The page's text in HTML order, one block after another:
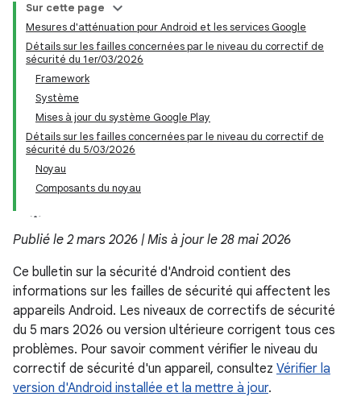
Sur cette page
Mesures d'atténuation pour Android et les services Google
Détails sur les failles concernées par le niveau du correctif de
sécurité du 1er/03/2026
Framework
Système
Mises à jour du système Google Play
Détails sur les failles concernées par le niveau du correctif de
sécurité du 5/03/2026
Noyau
Composants du noyau
Publié le 2 mars 2026 | Mis à jour le 28 mai 2026
Ce bulletin sur la sécurité d'Android contient des
informations sur les failles de sécurité qui affectent les
appareils Android. Les niveaux de correctifs de sécurité
du 5 mars 2026 ou version ultérieure corrigent tous ces
problèmes. Pour savoir comment vérifier le niveau du
correctif de sécurité d'un appareil, consultez Vérifier la
version d'Android installée et la mettre à jour.